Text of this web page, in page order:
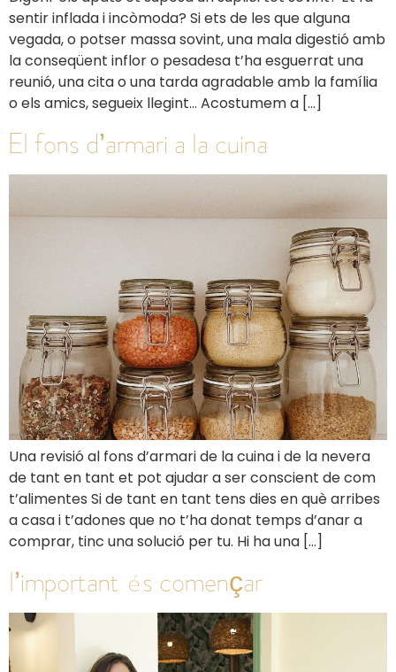
sentir inflada i incòmoda? Si ets de les que alguna
vegada, o potser massa sovint, una mala digestió amb
la conseqüent inflor o pesadesa t’ha esguerrat una
reunió, una cita o una tarda agradable amb la família
o els amics, segueix llegint… Acostumem a […]
El fons d’armari a la cuina
Una revisió al fons d’armari de la cuina i de la nevera
de tant en tant et pot ajudar a ser conscient de com
t’alimentes Si de tant en tant tens dies en què arribes
a casa i t’adones que no t’ha donat temps d’anar a
comprar, tinc una solució per tu. Hi ha una […]
l’important és començar